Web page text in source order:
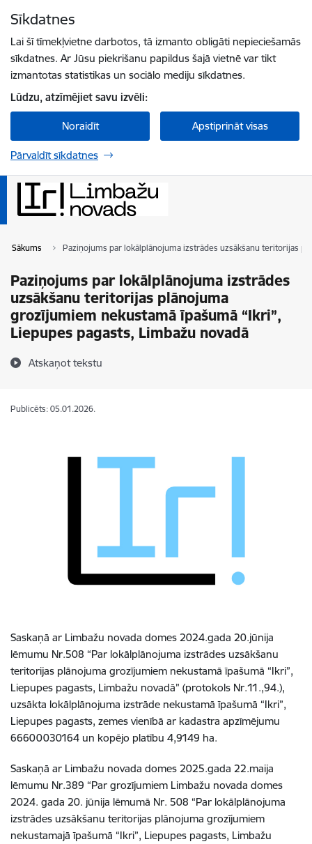
Sīkdatnes
Lai šī tīmekļvietne darbotos, tā izmanto obligāti nepieciešamās
sīkdatnes. Ar Jūsu piekrišanu papildus šajā vietnē var tikt
izmantotas statistikas un sociālo mediju sīkdatnes.
Lūdzu, atzīmējiet savu izvēli:
Noraidīt Apstiprināt visas
Pārvaldīt sīkdatnes
Sākums Paziņojums par lokālplānojuma izstrādes uzsākšanu teritorijas
Paziņojums par lokālplānojuma izstrādes
uzsākšanu teritorijas plānojuma
grozījumiem nekustamā īpašumā “Ikri”,
Liepupes pagasts, Limbažu novadā
Atskaņot tekstu
Publicēts: 05.01.2026.
Saskaņā ar Limbažu novada domes 2024.gada 20.jūnija
lēmumu Nr.508 “Par lokālplānojuma izstrādes uzsākšanu
teritorijas plānojuma grozījumiem nekustamā īpašumā “Ikri”,
Liepupes pagasts, Limbažu novadā” (protokols Nr.11.,94.),
uzsākta lokālplānojuma izstrāde nekustamā īpašumā “Ikri”,
Liepupes pagasts, zemes vienībā ar kadastra apzīmējumu
66600030164 un kopējo platību 4,9149 ha.
Saskaņā ar Limbažu novada domes 2025.gada 22.maija
lēmumu Nr.389 “Par grozījumiem Limbažu novada domes
2024. gada 20. jūnija lēmumā Nr. 508 “Par lokālplānojuma
izstrādes uzsākšanu teritorijas plānojuma grozījumiem
nekustamajā īpašumā “Ikri”, Liepupes pagasts, Limbažu